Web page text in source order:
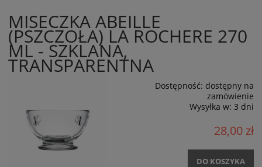
MISECZKA ABEILLE
(PSZCZOŁA) LA ROCHERE 270
ML - SZKLANA,
TRANSPARENTNA
Dostępność: dostępny na
zamówienie
Wysyłka w: 3 dni
28,00 zł
DO KOSZYKA